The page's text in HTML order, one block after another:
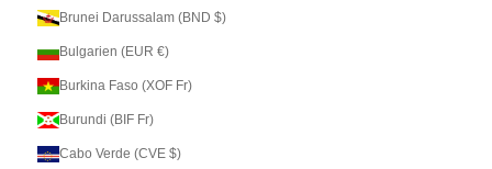
Brunei Darussalam (BND $)
Bulgarien (EUR €)
Burkina Faso (XOF Fr)
Burundi (BIF Fr)
Cabo Verde (CVE $)